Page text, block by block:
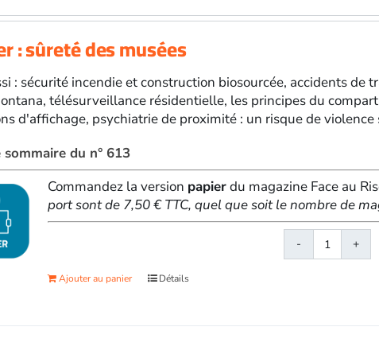
2026
: sûreté des musées
: sécurité incendie et construction biosourcée, accidents
télésurveillance résidentielle, les principes du
d'affichage, psychiatrie de proximité : un risque de violence
du n° 613
Commandez la version papierdu magazine Face au
port sont de 7,50 € TTC, quel que soit le nombre de
quantité
Ajouter au panier Détails